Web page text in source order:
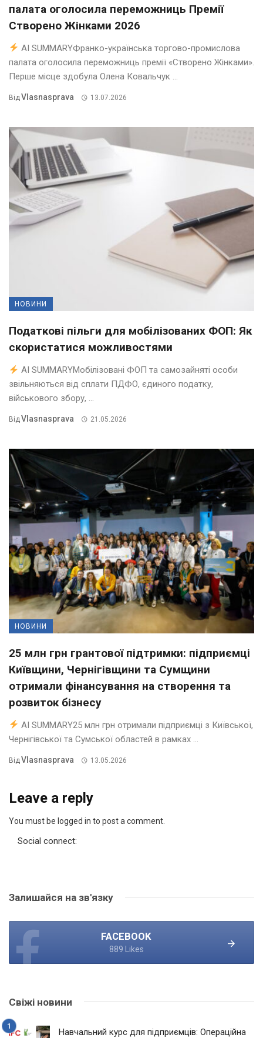
палата оголосила переможниць Премії
Створено Жінками 2026
AI SUMMARYФранко-українська торгово-промислова
палата оголосила переможниць премії «Створено Жінками».
Перше місце здобула Олена Ковальчук ...
ВідVlasnasprava 13.07.2026
НОВИНИ
Податкові пільги для мобілізованих ФОП: Як
скористатися можливостями
AI SUMMARYМобілізовані ФОП та самозайняті особи
звільняються від сплати ПДФО, єдиного податку,
військового збору, ...
ВідVlasnasprava 21.05.2026
НОВИНИ
25 млн грн грантової підтримки: підприємці
Київщини, Чернігівщини та Сумщини
отримали фінансування на створення та
розвиток бізнесу
AI SUMMARY25 млн грн отримали підприємці з Київської,
Чернігівської та Сумської областей в рамках ...
ВідVlasnasprava 13.05.2026
Leave a reply
You must be logged in to post a comment.
Social connect:
Залишайся на зв'язку
FACEBOOK
889 Likes
Свіжі новини
Навчальний курс для підприємців: Операційна